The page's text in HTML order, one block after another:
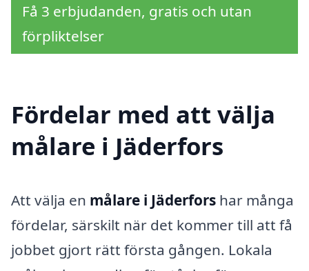
Få 3 erbjudanden, gratis och utan
förpliktelser
Fördelar med att välja
målare i Jäderfors
Att välja en målare i Jäderfors har många
fördelar, särskilt när det kommer till att få
jobbet gjort rätt första gången. Lokala